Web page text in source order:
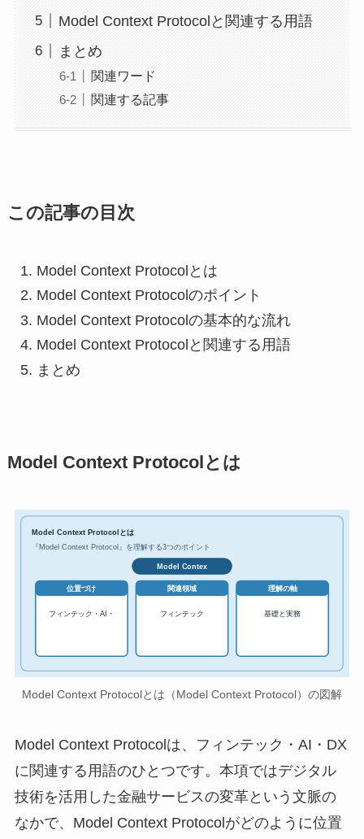
Model Context Protocolと関連する用語
まとめ
関連ワード
関連する記事
この記事の目次
Model Context Protocolとは
Model Context Protocolのポイント
Model Context Protocolの基本的な流れ
Model Context Protocolと関連する用語
まとめ
Model Context Protocolとは
Model Context Protocolとは
『Model Context Protocol』を理解する3つのポイント
Model Contex
位置づけ
フィンテック・AI・
関連領域
フィンテック
理解の軸
基礎と実務
Model Context Protocolとは（Model Context Protocol）の図解
Model Context Protocolは、フィンテック・AI・DX
に関連する用語のひとつです。本項ではデジタル
技術を活用した金融サービスの変革という文脈の
なかで、Model Context Protocolがどのように位置